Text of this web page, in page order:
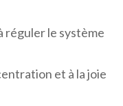
réguler le système
et à la joie